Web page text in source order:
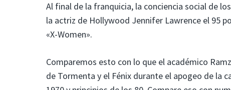
Al final de la franquicia, la conciencia social de
la actriz de Hollywood Jennifer Lawrence el 95
«X-Women».
Comparemos esto con lo que el académico
de Tormenta y el Fénix durante el apogeo de la